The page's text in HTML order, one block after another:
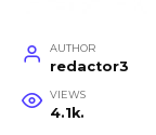
AUTHOR
redactor3
VIEWS
4.1k.